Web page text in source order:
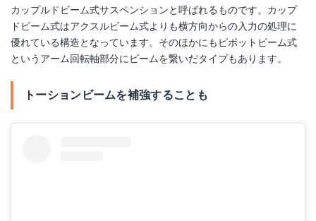
カップルドビーム式サスペンションと呼ばれるものです。カップ
ドビーム式はアクスルビーム式よりも横方向からの入力の処理に
優れている構造となっています。そのほかにもピボットビーム式
というアーム回転軸部分にビームを繋いだタイプもあります。
トーションビームを補強することも